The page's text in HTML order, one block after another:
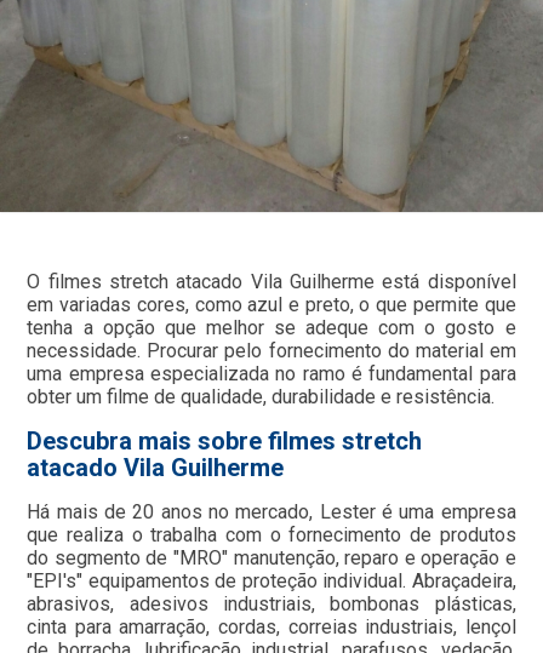
O filmes stretch atacado Vila Guilherme está disponível
em variadas cores, como azul e preto, o que permite que
tenha a opção que melhor se adeque com o gosto e
necessidade. Procurar pelo fornecimento do material em
uma empresa especializada no ramo é fundamental para
obter um filme de qualidade, durabilidade e resistência.
Descubra mais sobre filmes stretch
atacado Vila Guilherme
Há mais de 20 anos no mercado, Lester é uma empresa
que realiza o trabalha com o fornecimento de produtos
do segmento de "MRO" manutenção, reparo e operação e
"EPI's" equipamentos de proteção individual. Abraçadeira,
abrasivos, adesivos industriais, bombonas plásticas,
cinta para amarração, cordas, correias industriais, lençol